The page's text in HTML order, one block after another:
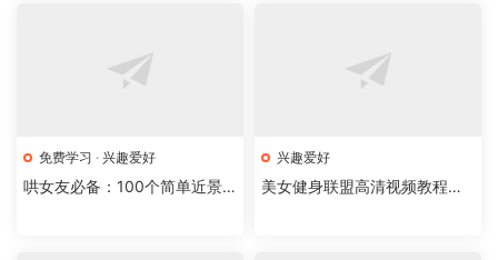
免费学习 · 兴趣爱好
哄女友必备：100个简单近景
兴趣爱好
美女健身联盟高清视频教程，